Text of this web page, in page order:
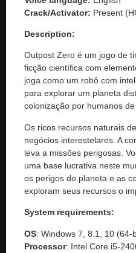
Crack/Activator: Present
Description:
Outpost Zero é um jogo de
ficção científica com
joga como um robô com
para explorar um planeta
colonização por humanos
Os ricos recursos naturais
negócios interestelares. A
leva a missões perigosas.
uma base lucrativa neste
os perigos do planeta e as
exploram seus recursos o
System requirements:
OS: Windows 7, 8.1, 10 (64-
Processor: Intel Core i5-